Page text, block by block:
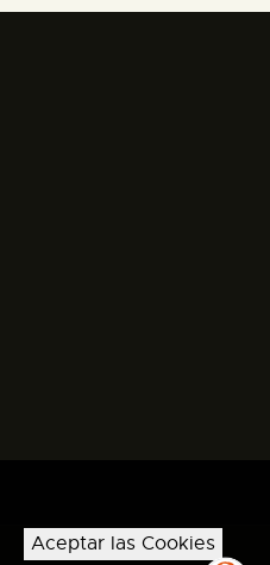
Aceptar las Cookies